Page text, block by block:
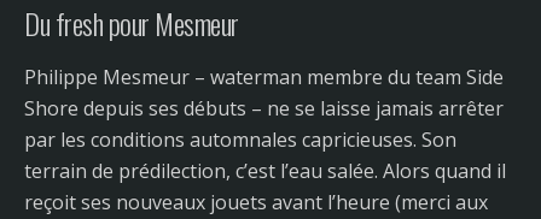
Du fresh pour Mesmeur
Philippe Mesmeur – waterman membre du team Side
Shore depuis ses débuts – ne se laisse jamais arrêter
par les conditions automnales capricieuses. Son
terrain de prédilection, c’est l’eau salée. Alors quand il
reçoit ses nouveaux jouets avant l’heure (merci aux